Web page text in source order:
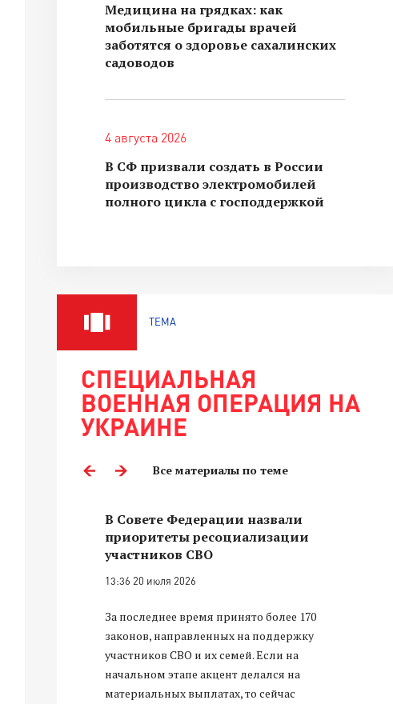
Медицина на грядках: как
мобильные бригады врачей
заботятся о здоровье сахалинских
садоводов
4 августа 2026
В СФ призвали создать в России
производство электромобилей
полного цикла с господдержкой
ТЕМА
СПЕЦИАЛЬНАЯ
ВОЕННАЯ ОПЕРАЦИЯ НА
УКРАИНЕ
Все материалы по теме
В Совете Федерации назвали
приоритеты ресоциализации
участников СВО
13:36 20 июля 2026
За последнее время принято более 170
законов, направленных на поддержку
участников СВО и их семей. Если на
начальном этапе акцент делался на
материальных выплатах, то сейчас